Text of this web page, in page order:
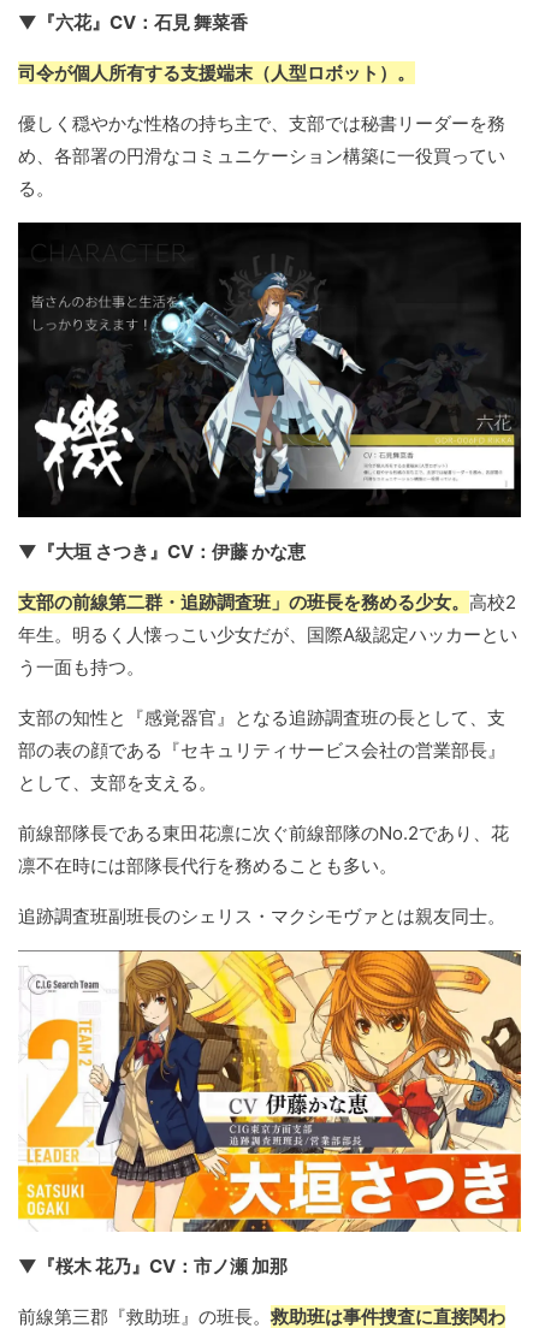
▼『六花』CV：石見 舞菜香
司令が個人所有する支援端末（人型ロボット）。
優しく穏やかな性格の持ち主で、支部では秘書リーダーを務
め、各部署の円滑なコミュニケーション構築に一役買ってい
る。
▼『大垣 さつき』CV：伊藤 かな恵
支部の前線第二群・追跡調査班」の班長を務める少女。 高校2
年生。明るく人懐っこい少女だが、国際A級認定ハッカーとい
う一面も持つ。
支部の知性と『感覚器官』となる追跡調査班の長として、支
部の表の顔である『セキュリティサービス会社の営業部長』
として、支部を支える。
前線部隊長である東田花凛に次ぐ前線部隊のNo.2であり、花
凛不在時には部隊長代行を務めることも多い。
追跡調査班副班長のシェリス・マクシモヴァとは親友同士。
▼『桜木 花乃』CV：市ノ瀬 加那
前線第三郡『救助班』の班長。救助班は事件捜査に直接関わ